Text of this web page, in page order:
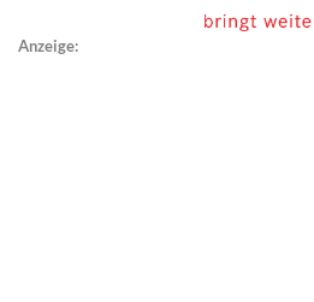
Anzeige: